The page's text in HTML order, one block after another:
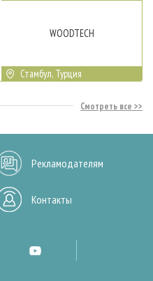
WOODTECH
Стамбул, Турция
Смотреть все
Рекламодателям
Контакты